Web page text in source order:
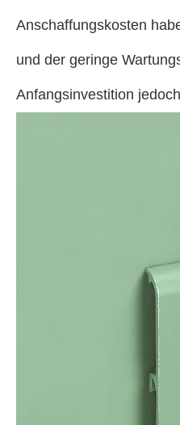
Anschaffungskosten
und der geringe
Anfangsinvestition